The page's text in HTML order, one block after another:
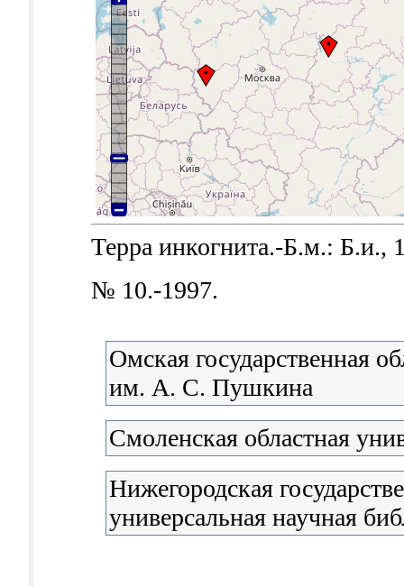
Терра инкогнита.-Б.м.: Б.и.,
№ 10.-1997.
Омская государственная
им. А. С. Пушкина
Смоленская областная
Нижегородская
универсальная научная